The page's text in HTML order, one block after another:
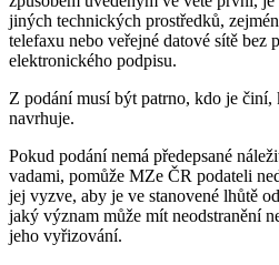
jiných technických prostředků,
telefaxu nebo veřejné datové sítě bez
elektronického podpisu.
Z podání musí být patrno, kdo je činí,
navrhuje.
Pokud podání nemá předepsané
vadami, pomůže MZe ČR podateli
jej vyzve, aby je ve stanovené lhůtě
jaký význam může mít neodstranění
jeho vyřizování.